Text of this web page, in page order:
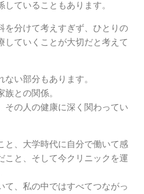
ていることもあります。
を分けて考えすぎず、ひとりの
していくことが大切だと考えて
い部分もあります。
との関係。
その人の健康に深く関わってい
と、大学時代に自分で働いて感
こと、そして今クリニックを運
て、私の中ではすべてつながっ